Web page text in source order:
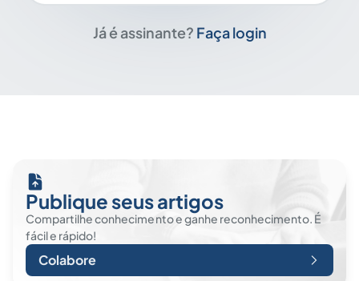
Já é assinante? Faça login
Publique seus artigos
Compartilhe conhecimento e ganhe reconhecimento. É
fácil e rápido!
Colabore